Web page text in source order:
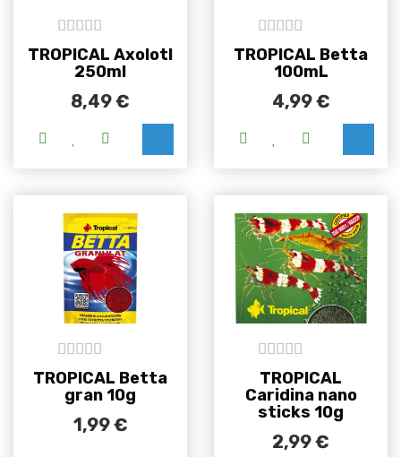
5out of 5
TROPICAL Axolotl
250ml
8,49€
5out of 5
TROPICAL Betta
100mL
4,99€
5out of 5
TROPICAL Betta
gran 10g
1,99€
5out of 5
TROPICAL
Caridina nano
sticks 10g
2,99€